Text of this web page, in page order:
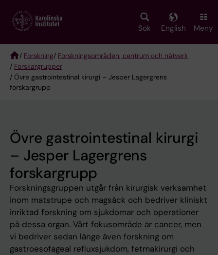
main
Sök English Meny
Breadcrumb
/ Forskning/ Forskningsområden, centrum och nätverk
/ Forskargrupper
/ Övre gastrointestinal kirurgi – Jesper Lagergrens
forskargrupp
Övre gastrointestinal kirurgi
– Jesper Lagergrens
forskargrupp
Forskningsgruppen utgår från kirurgisk verksamhet
inom matstrupe och magsäck och bedriver kliniskt
inriktad forskning om sjukdomar och operationer
på dessa organ. Vårt fokusområde är cancer, men
vi bedriver sedan länge även forskning om
gastroesofageal refluxsjukdom, fetmakirurgi och